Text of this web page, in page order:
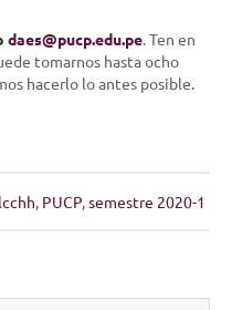
daes@pucp.edu.pe. Ten en
tomarnos hasta ocho
hacerlo lo antes posible.
, PUCP,semestre 2020-1